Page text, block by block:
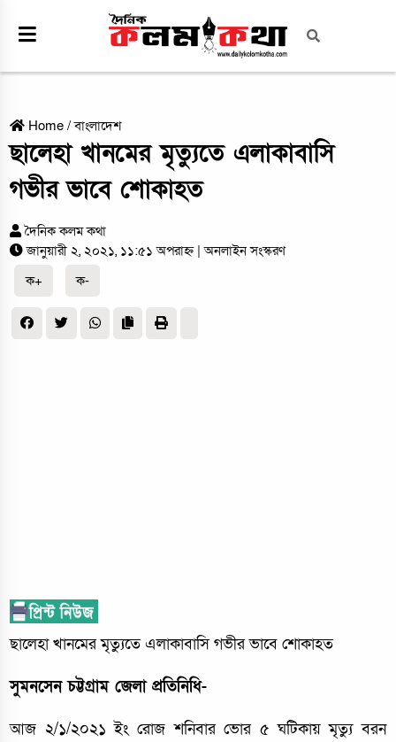
Home /বাংলাদেশ
ছালেহা খানমের মৃত্যুতে এলাকাবাসি
গভীর ভাবে শোকাহত
দৈনিক কলম কথা
জানুয়ারী ২, ২০২১, ১১:৫১ অপরাহ্ন | অনলাইন সংস্করণ
ক+
ক-
ছালেহা খানমের মৃত্যুতে এলাকাবাসি গভীর ভাবে শোকাহত
সুমনসেন চট্টগ্রাম জেলা প্রতিনিধি-
আজ ২/১/২০২১ ইং রোজ শনিবার ভোর ৫ ঘটিকায় মৃত্যু বরন